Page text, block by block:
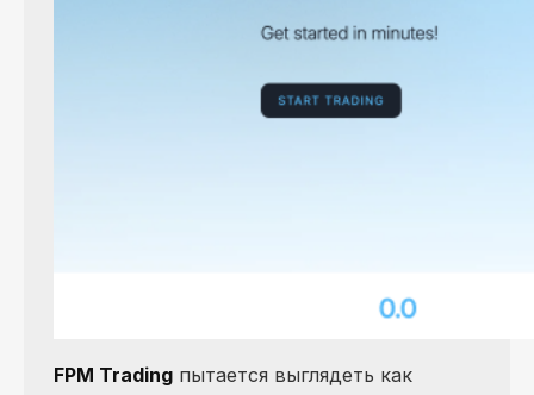
FPM Trading пытается выглядеть как